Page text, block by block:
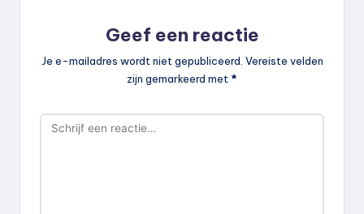
Geef een reactie
Je e-mailadres wordt niet gepubliceerd. Vereiste velden
zijn gemarkeerd met *